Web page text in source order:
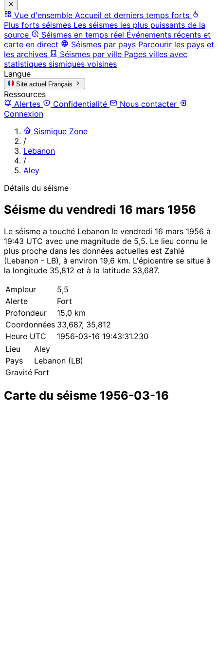
Vue d'ensemble Accueil et derniers temps forts
Plus forts séismes Les séismes les plus puissants de la
source
Séismes en temps réel Événements récents et
carte en direct
Séismes par pays Parcourir les pays et
les archives
Séismes par ville Pages villes avec
statistiques sismiques voisines
Langue
Site actuel Français
Ressources
Alertes
Confidentialité
Nous contacter
Connexion
Sismique Zone
/
Lebanon
/
Aley
Détails du séisme
Séisme du vendredi 16 mars 1956
Le séisme a touché Lebanon le vendredi 16 mars 1956 à
19:43 UTC avec une magnitude de 5,5. Le lieu connu le
plus proche dans les données actuelles est Zahlé
(Lebanon - LB), à environ 19,6 km. L'épicentre se situe à
la longitude 35,812 et à la latitude 33,687.
Ampleur
5,5
Alerte
Fort
Profondeur
15,0 km
Coordonnées 33,687, 35,812
Heure UTC
1956-03-16 19:43:31.230
Lieu
Aley
Pays
Lebanon (LB)
Gravité Fort
Carte du séisme 1956-03-16